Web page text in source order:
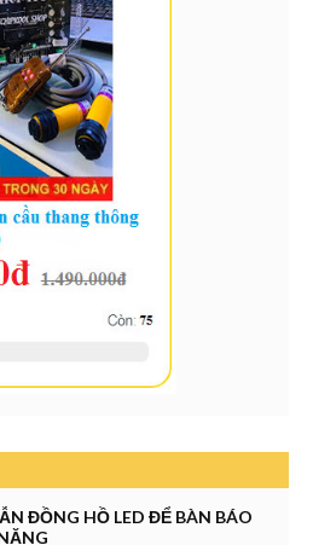
ĐỒNG HỒ LED ĐỂ BÀN BÁO